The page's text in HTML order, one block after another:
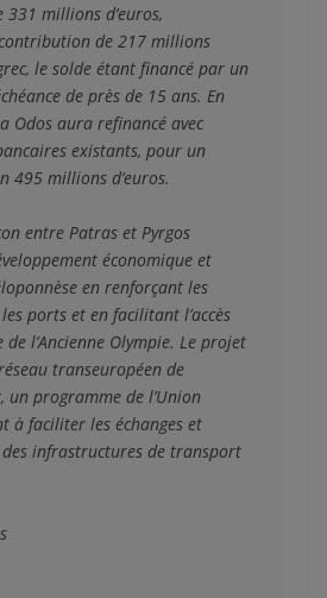
331 millions d’euros,
de 217 millions
le solde étant financé par un
de près de 15 ans. En
Odos aura refinancé avec
existants, pour un
495 millions d’euros.
entre Patras et Pyrgos
économique et
en renforçant les
ports et en facilitant l’accès
l’Ancienne Olympie. Le projet
transeuropéen de
programme de l’Union
à faciliter les échanges et
infrastructures de transport